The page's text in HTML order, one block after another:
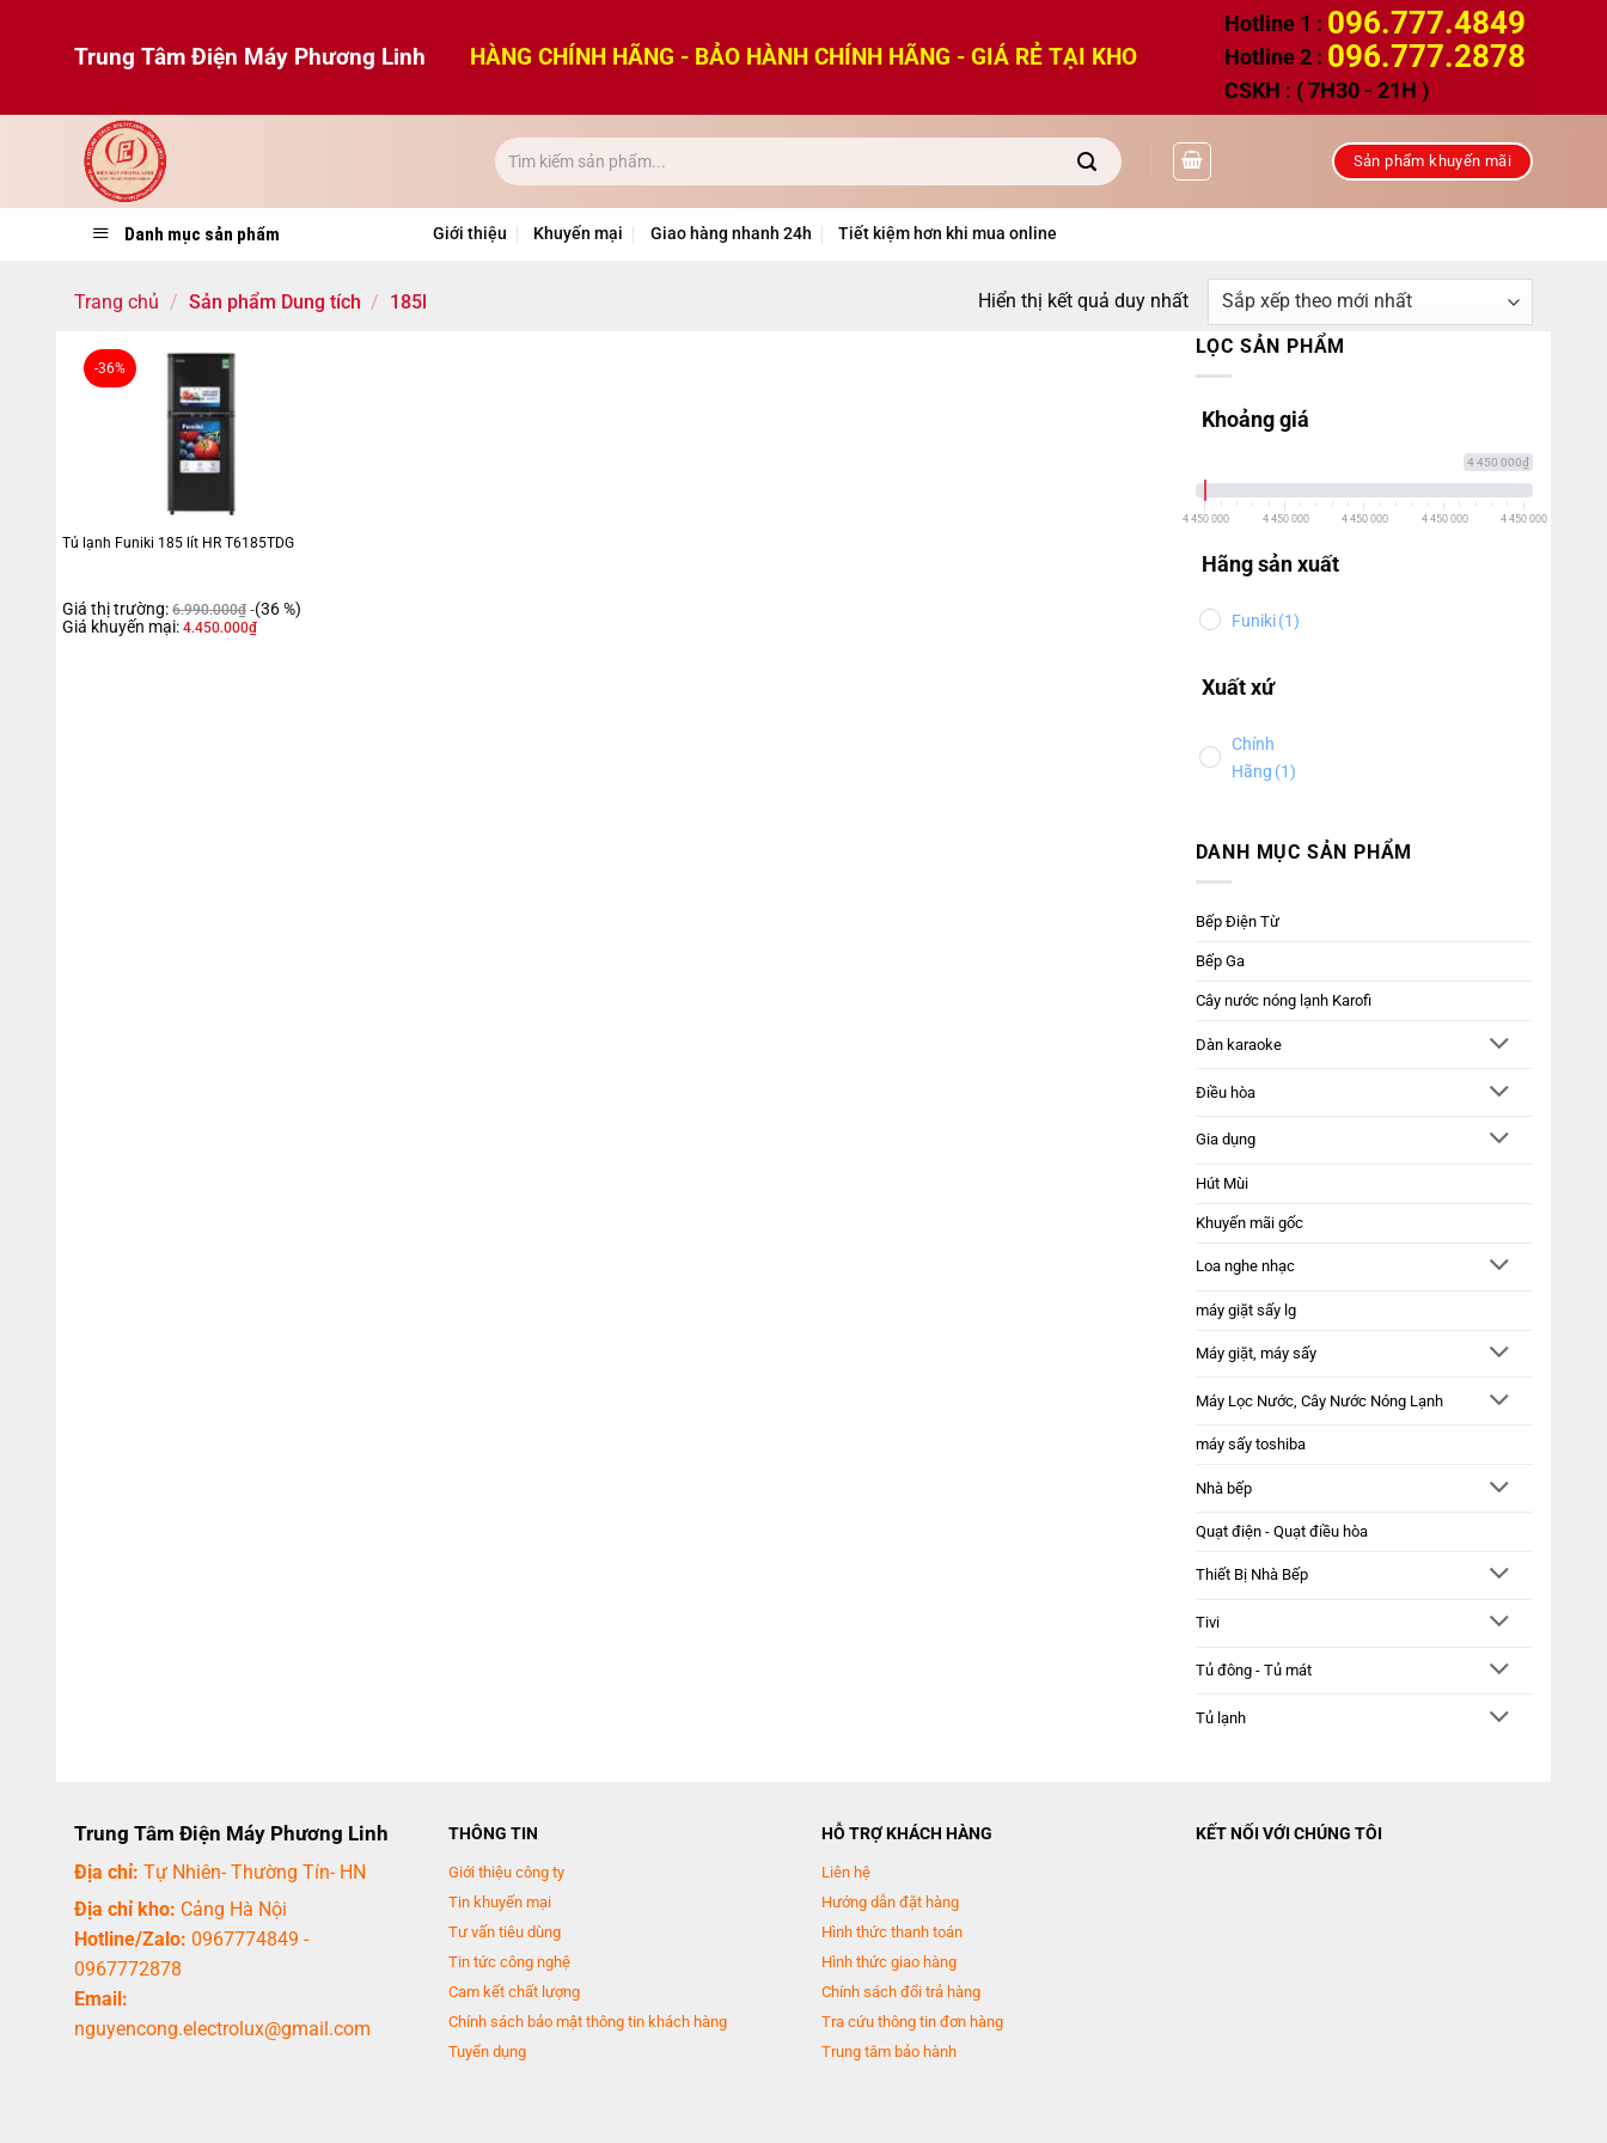
Trung Tâm Điện Máy Phương Linh HÀNG CHÍNH HÃNG - BẢO HÀNH CHÍNH HÃNG - GIÁ RẺ TẠI KHO
Hotline 1 : 096.777.4849
Hotline 2 : 096.777.2878
CSKH : ( 7H30 - 21H )
Sản phẩm khuyến mãi
Danh mục sản phẩm Giới thiệu Khuyến mại Giao hàng nhanh 24h Tiết kiệm hơn khi mua online
Trang chủ / Sản phẩm Dung tích / 185l Hiển thị kết quả duy nhất
-36%
Tủ lạnh Funiki 185 lít HR T6185TDG
Giá thị trường: 6.990.000₫ (36 %)
Giá khuyến mại: 4.450.000₫
LỌC SẢN PHẨM
Khoảng giá
4 450 000₫
4 450 000 4 450 000 4 450 000 4 450 000 4 450 000
Hãng sản xuất
Funiki (1)
Xuất xứ
Chính
Hãng (1)
DANH MỤC SẢN PHẨM
Bếp Điện Từ
Bếp Ga
Cây nước nóng lạnh Karofi
Dàn karaoke
Điều hòa
Gia dụng
Hút Mùi
Khuyến mãi gốc
Loa nghe nhạc
máy giặt sấy lg
Máy giặt, máy sấy
Máy Lọc Nước, Cây Nước Nóng Lạnh
máy sấy toshiba
Nhà bếp
Quạt điện - Quạt điều hòa
Thiết Bị Nhà Bếp
Tivi
Tủ đông - Tủ mát
Tủ lạnh
Trung Tâm Điện Máy Phương Linh
Địa chỉ: Tự Nhiên- Thường Tín- HN
Địa chỉ kho: Cảng Hà Nội
Hotline/Zalo: 0967774849 -
0967772878
Email:
nguyencong.electrolux@gmail.com
THÔNG TIN
Giới thiệu công ty
Tin khuyến mại
Tư vấn tiêu dùng
Tin tức công nghệ
Cam kết chất lượng
Chính sách bảo mật thông tin khách hàng
Tuyển dụng
HỖ TRỢ KHÁCH HÀNG
Liên hệ
Hướng dẫn đặt hàng
Hình thức thanh toán
Hình thức giao hàng
Chính sách đổi trả hàng
Tra cứu thông tin đơn hàng
Trung tâm bảo hành
KẾT NỐI VỚI CHÚNG TÔI